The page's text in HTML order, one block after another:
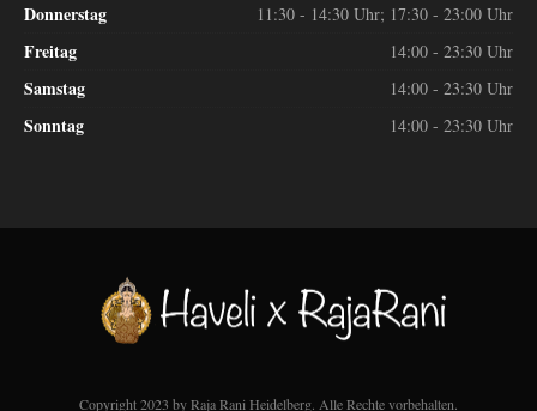
Donnerstag 11:30 - 14:30 Uhr; 17:30 - 23:00 Uhr
Freitag 14:00 - 23:30 Uhr
Samstag 14:00 - 23:30 Uhr
Sonntag 14:00 - 23:30 Uhr
Copyright 2023 by Raja Rani Heidelberg. Alle Rechte vorbehalten.